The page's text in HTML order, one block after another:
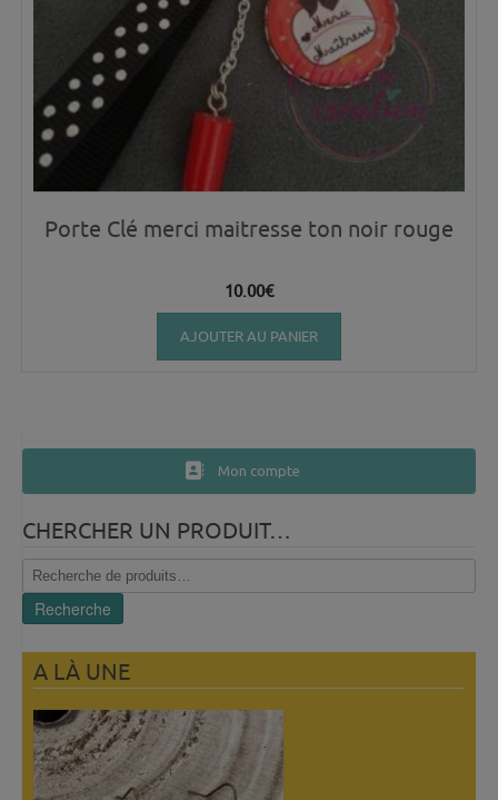
Porte Clé merci maitresse ton noir rouge
10.00€
AJOUTER AU PANIER
Mon compte
CHERCHER UN PRODUIT…
Recherche
pour :
Recherche
A LÀ UNE